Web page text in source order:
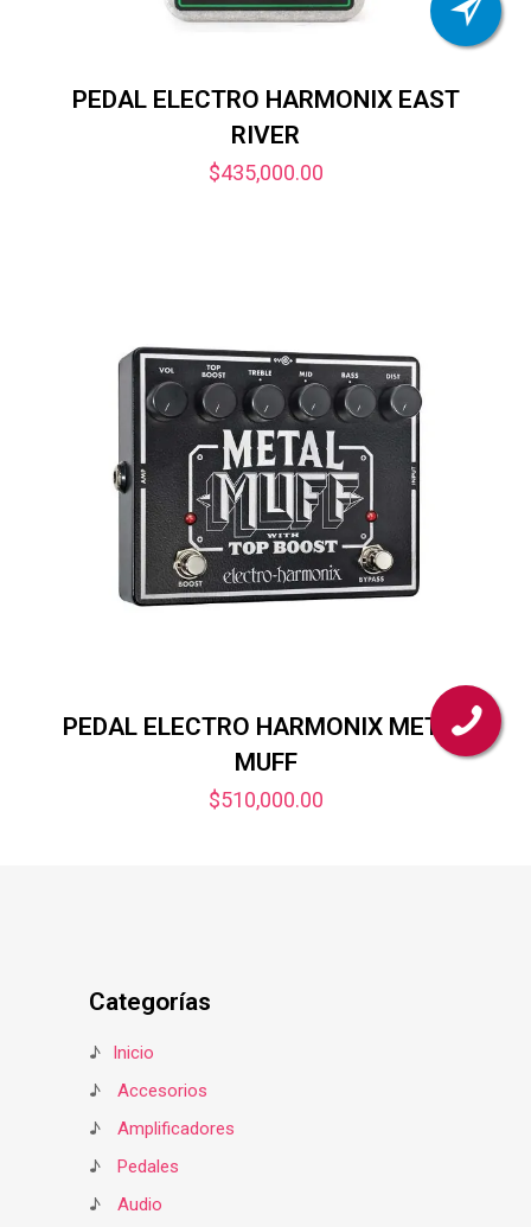
PEDAL ELECTRO HARMONIX EAST
RIVER
$435,000.00
PEDAL ELECTRO HARMONIX METAL
MUFF
$510,000.00
Categorías
♪
Inicio
♪
Accesorios
♪
Amplificadores
♪
Pedales
♪
Audio